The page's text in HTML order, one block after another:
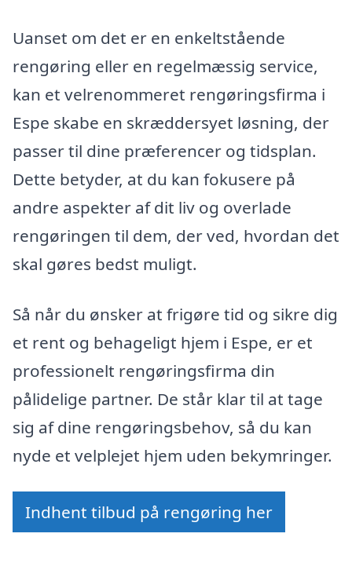
Uanset om det er en enkeltstående
rengøring eller en regelmæssig service,
kan et velrenommeret rengøringsfirma i
Espe skabe en skræddersyet løsning, der
passer til dine præferencer og tidsplan.
Dette betyder, at du kan fokusere på
andre aspekter af dit liv og overlade
rengøringen til dem, der ved, hvordan det
skal gøres bedst muligt.
Så når du ønsker at frigøre tid og sikre dig
et rent og behageligt hjem i Espe, er et
professionelt rengøringsfirma din
pålidelige partner. De står klar til at tage
sig af dine rengøringsbehov, så du kan
nyde et velplejet hjem uden bekymringer.
Indhent tilbud på rengøring her